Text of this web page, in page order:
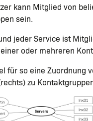
kann Mitglied von
sein.
jeder Service ist
oder mehreren
für so eine Zuordnung
zu